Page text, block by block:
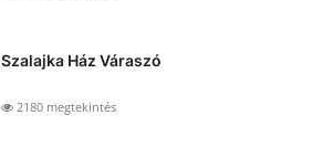
Szalajka Ház Váraszó
2180 megtekintés